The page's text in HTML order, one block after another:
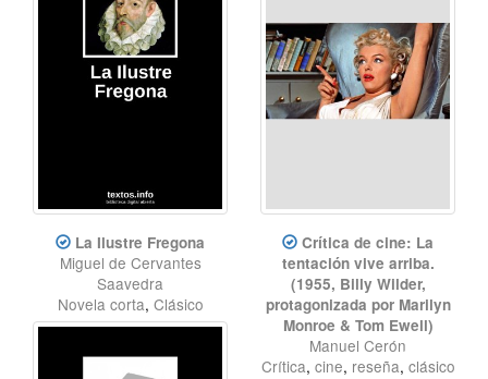
La Ilustre Fregona
Miguel de Cervantes
Saavedra
Novela corta, Clásico
Crítica de cine: La
tentación vive arriba.
(1955, Billy Wilder,
protagonizada por Marilyn
Monroe & Tom Ewell)
Manuel Cerón
Crítica, cine, reseña, clásico